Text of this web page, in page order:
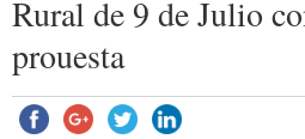
Rural de 9 de Julio
prouesta